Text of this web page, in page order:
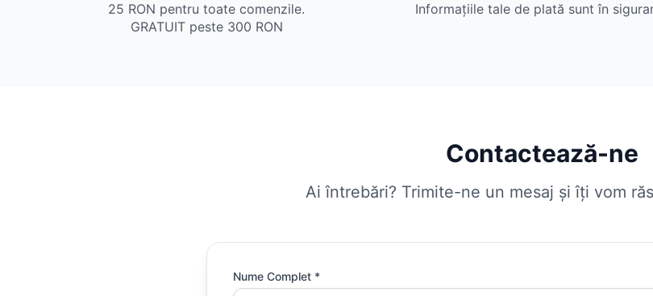
25 RON pentru toate comenzile.
GRATUIT peste 300 RON
Informațiile tale de plată sunt în
Contactează-ne
Ai întrebări? Trimite-ne un mesaj și îți vom
Nume Complet *